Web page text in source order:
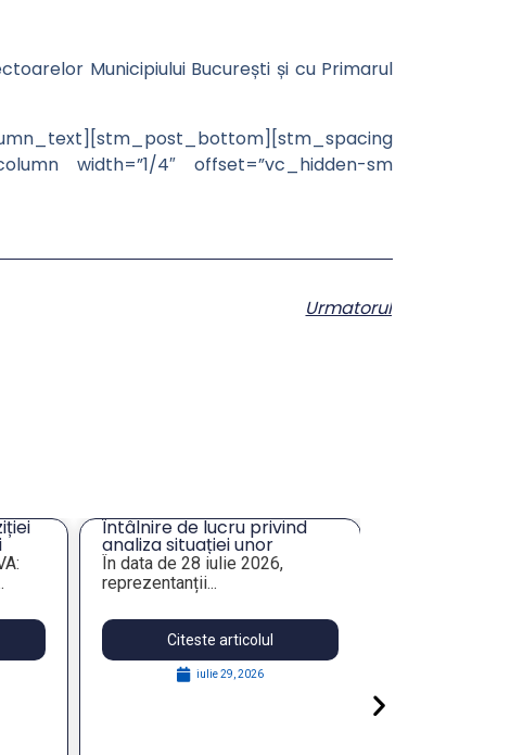
Municipiului București și cu Primarul
width=”1/4″ offset=”vc_hidden-sm
Urmatorul
a
Întâlnire de lucru privind
analiza situației unor
imobile de interes pentru
administrația publică
locală
În data de 28 iulie 2026,
reprezentanții...
Citeste articolul
iulie 29, 2026